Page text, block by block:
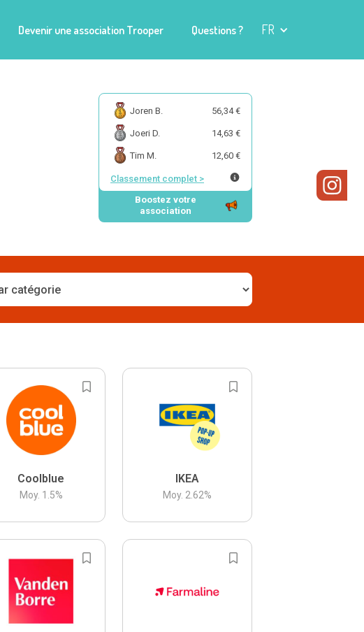
Devenir une association Trooper Questions ? FR
Joren B. 56,34 €
Joeri D. 14,63 €
Tim M. 12,60 €
Classement complet >
Boostez votre
association
Coolblue
Moy. 1.5%
IKEA
Moy. 2.62%